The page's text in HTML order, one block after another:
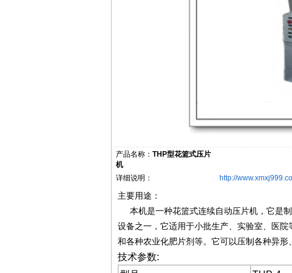
产品名称： THP型花篮式压片
机
详细说明：
http://
主要用途：
本机是一种花篮式连续自动压片机，它是
设备之一，它适用于小批生产、实验室、医
和各种农业化肥片剂等。它可以压制各种异形
技术参数: